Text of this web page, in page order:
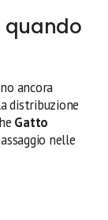
quando
ancora
distribuzione
Gatto
nelle